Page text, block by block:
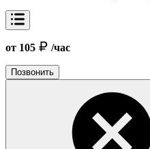
от 105 /час
Позвонить